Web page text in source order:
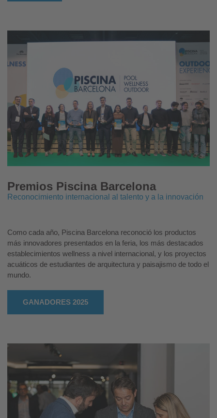
Premios Piscina Barcelona
Reconocimiento internacional al talento y a la innovación
Como cada año, Piscina Barcelona reconoció los productos
más innovadores presentados en la feria, los más destacados
establecimientos wellness a nivel internacional, y los proyectos
acuáticos de estudiantes de arquitectura y paisajismo de todo el
mundo.
GANADORES 2025